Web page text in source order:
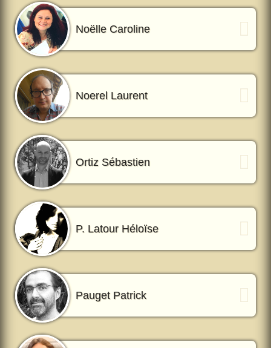
Noëlle Caroline
Noerel Laurent
Ortiz Sébastien
P. Latour Héloïse
Pauget Patrick